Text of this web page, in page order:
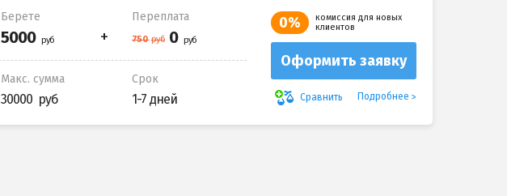
Берете Переплата
Макс. сумма
30000
Срок
1-7 дней
0%
комиссия для новых
клиентов
Оформить заявку
Сравнить Подробнее